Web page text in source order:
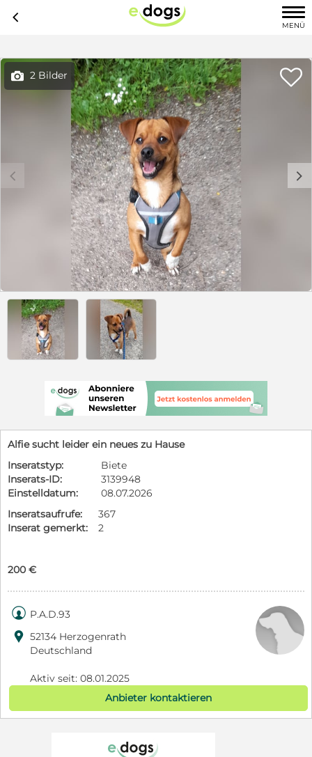
c
MENÜ
 2 Bilder 
c d
Alfie sucht leider ein neues zu Hause
Inseratstyp:
Biete
Inserats-ID:
3139948
Einstelldatum:
08.07.2026
Inseratsaufrufe:
367
Inserat gemerkt:
2
200 €
 P.A.D.93
 52134 Herzogenrath
Deutschland
Aktiv seit: 08.01.2025
Anbieter kontaktieren